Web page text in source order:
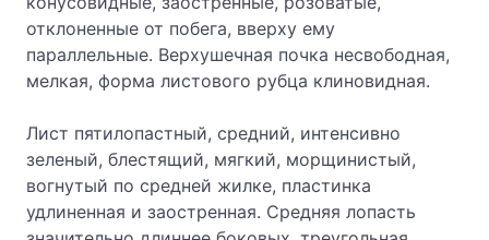
отклоненные от побега, вверху ему
параллельные. Верхушечная почка несвободная,
мелкая, форма листового рубца клиновидная.
Лист пятилопастный, средний, интенсивно
зеленый, блестящий, мягкий, морщинистый,
вогнутый по средней жилке, пластинка
удлиненная и заостренная. Средняя лопасть